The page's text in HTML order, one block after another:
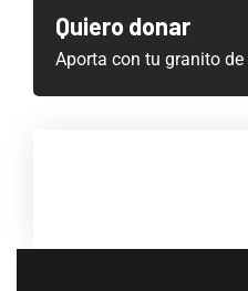
Quiero donar
Aporta con tu granito de